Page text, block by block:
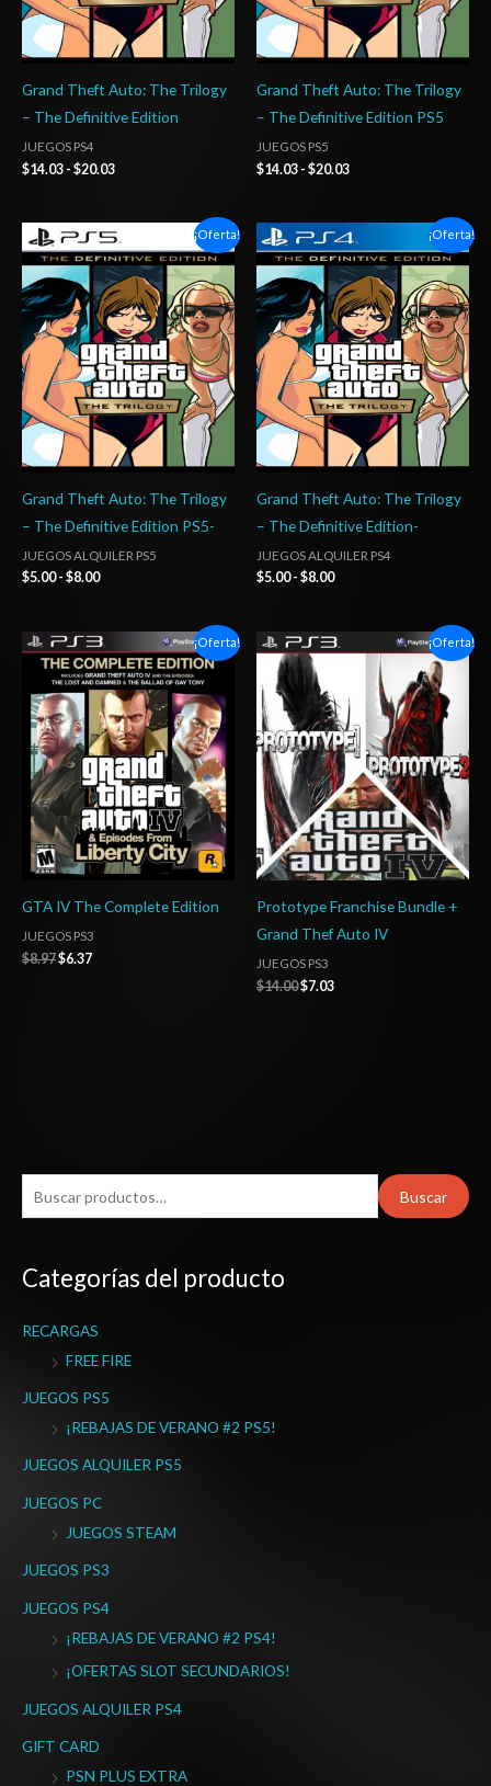
u
c
r
o
Buscar
Categorías del producto
RECARGAS
FREE FIRE
JUEGOS PS5
¡REBAJAS DE VERANO #2 PS5!
JUEGOS ALQUILER PS5
JUEGOS PC
JUEGOS STEAM
JUEGOS PS3
JUEGOS PS4
¡REBAJAS DE VERANO #2 PS4!
¡OFERTAS SLOT SECUNDARIOS!
JUEGOS ALQUILER PS4
GIFT CARD
PSN PLUS EXTRA
Grand Theft Auto: The Trilogy
– The Definitive Edition
JUEGOS PS4
$14.03 - $20.03
Grand Theft Auto: The Trilogy
– The Definitive Edition PS5
JUEGOS PS5
$14.03 - $20.03
¡Oferta!
Grand Theft Auto: The Trilogy
– The Definitive Edition PS5-
JUEGOS ALQUILER PS5
$5.00 - $8.00
Rango
de
precios:
desde
$5.00
hasta
$8.00
¡Oferta!
Grand Theft Auto: The Trilogy
– The Definitive Edition-
JUEGOS ALQUILER PS4
$5.00 - $8.00
Rango
de
precios:
desde
$5.00
hasta
$8.00
¡Oferta!
GTA IV The Complete Edition
JUEGOS PS3
$8.97
El
precio
original
era:
$8.97.
$6.37
El
precio
actual
es:
$6.37.
¡Oferta!
Prototype Franchise Bundle +
Grand Thef Auto IV
JUEGOS PS3
$14.00
El
precio
original
era:
$14.00.
$7.03
El
precio
$7.03.